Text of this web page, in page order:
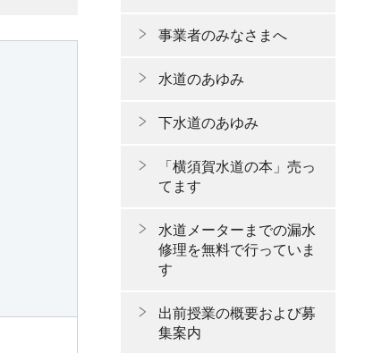
事業者のみなさまへ
水道のあゆみ
下水道のあゆみ
「横須賀水道の本」売っ
てます
水道メーターまでの漏水
修理を無料で行っていま
す
出前授業の概要および募
集案内